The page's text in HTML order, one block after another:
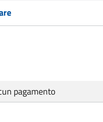
pagamento